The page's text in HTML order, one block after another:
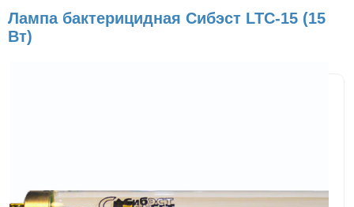
Лампа бактерицидная Сибэст LTC-15 (15
Вт)